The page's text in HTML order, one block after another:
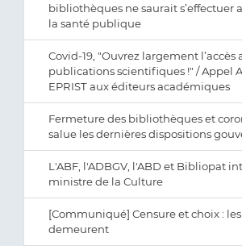
bibliothèques ne saurait s’effectuer
la santé publique
Covid-19, "Ouvrez largement l’accès
publications scientifiques !" / Appel
EPRIST aux éditeurs académiques
Fermeture des bibliothèques et
salue les dernières dispositions
L'ABF, l'ADBGV, l'ABD et Bibliopat
ministre de la Culture
[Communiqué] Censure et choix :
demeurent